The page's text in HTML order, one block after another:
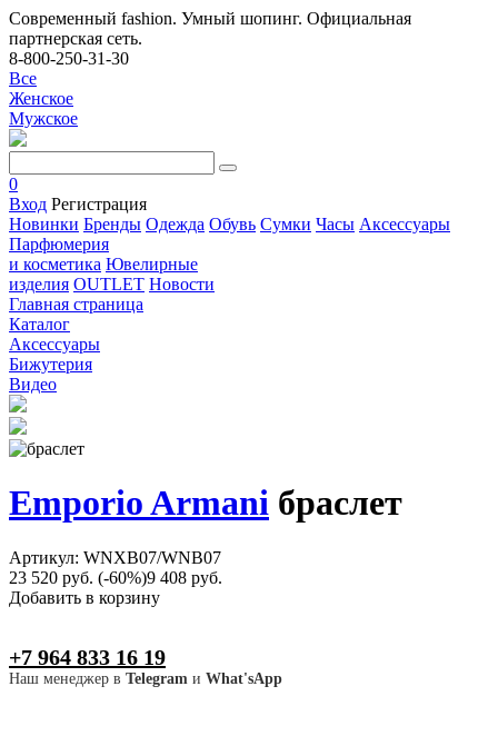
Современный fashion. Умный шопинг. Официальная
партнерская сеть.
8-800-250-31-30
Все
Женское
Мужское
0
Вход Регистрация
Новинки Бренды Одежда Обувь Сумки Часы Аксессуары
Парфюмерия
и косметика Ювелирные
изделия OUTLET Новости
Главная страница
Каталог
Аксессуары
Бижутерия
Видео
Emporio Armani браслет
Артикул: WNXB07/WNB07
23 520 руб. (-60%)9 408 руб.
Добавить в корзину
+7 964 833 16 19
Наш менеджер в Telegram и What'sApp